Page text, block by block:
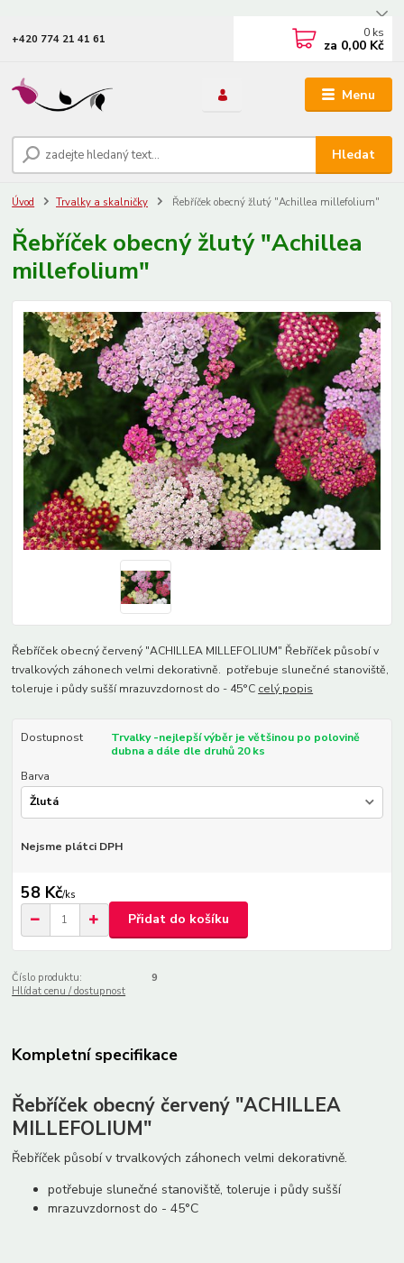
Menu
Hledat
+420 774 21 41 61 0 ks
za 0,00 Kč
Úvod Trvalky a skalničky Řebříček obecný žlutý "Achillea millefolium"
Řebříček obecný žlutý "Achillea
millefolium"
Řebříček obecný červený "ACHILLEA MILLEFOLIUM" Řebříček působí v
trvalkových záhonech velmi dekorativně. potřebuje slunečné stanoviště,
toleruje i půdy sušší mrazuvzdornost do - 45°C celý popis
Dostupnost
Trvalky -nejlepší výběr je většinou po polovině
dubna a dále dle druhů 20 ks
Barva
Nejsme plátci DPH
58 Kč/ks
Přidat do košíku
Číslo produktu:
9
Hlídat cenu / dostupnost
Kompletní specifikace
Řebříček obecný červený "ACHILLEA
MILLEFOLIUM"
Řebříček působí v trvalkových záhonech velmi dekorativně.
potřebuje slunečné stanoviště, toleruje i půdy sušší
mrazuvzdornost do - 45°C